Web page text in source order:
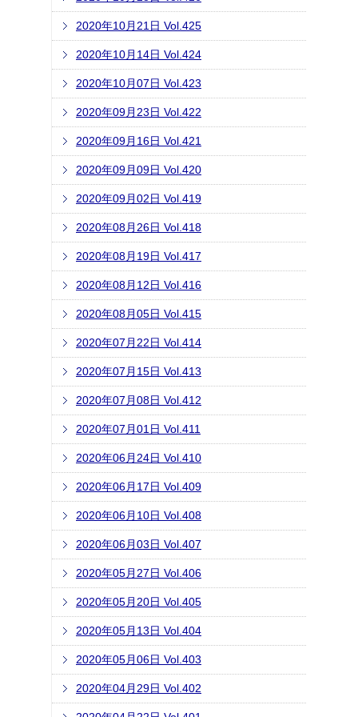
2020年10月21日 Vol.425
2020年10月14日 Vol.424
2020年10月07日 Vol.423
2020年09月23日 Vol.422
2020年09月16日 Vol.421
2020年09月09日 Vol.420
2020年09月02日 Vol.419
2020年08月26日 Vol.418
2020年08月19日 Vol.417
2020年08月12日 Vol.416
2020年08月05日 Vol.415
2020年07月22日 Vol.414
2020年07月15日 Vol.413
2020年07月08日 Vol.412
2020年07月01日 Vol.411
2020年06月24日 Vol.410
2020年06月17日 Vol.409
2020年06月10日 Vol.408
2020年06月03日 Vol.407
2020年05月27日 Vol.406
2020年05月20日 Vol.405
2020年05月13日 Vol.404
2020年05月06日 Vol.403
2020年04月29日 Vol.402